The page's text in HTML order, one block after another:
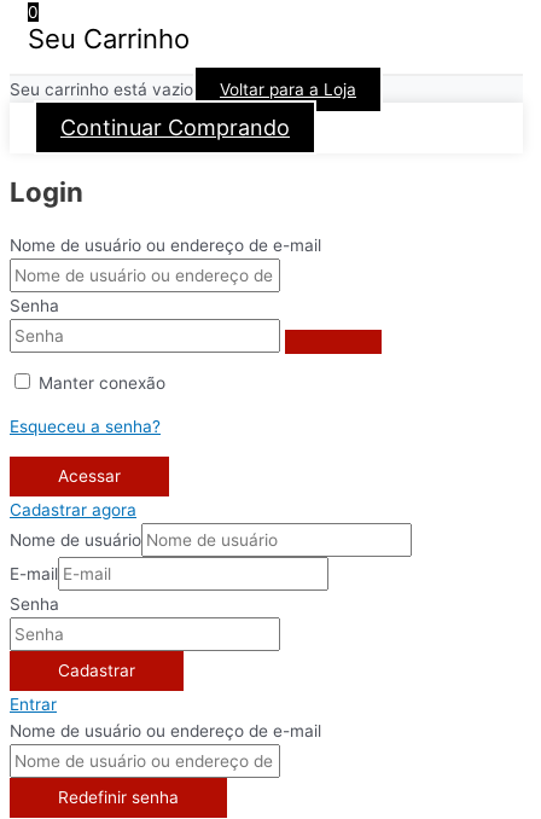
0
Seu Carrinho
Seu carrinho está vazio Voltar para a Loja
Continuar Comprando
Login
Nome de usuário ou endereço de e-mail
Senha
Manter conexão
Esqueceu a senha?
Acessar
Cadastrar agora
Nome de usuário
E-mail
Senha
Cadastrar
Entrar
Nome de usuário ou endereço de e-mail
Redefinir senha